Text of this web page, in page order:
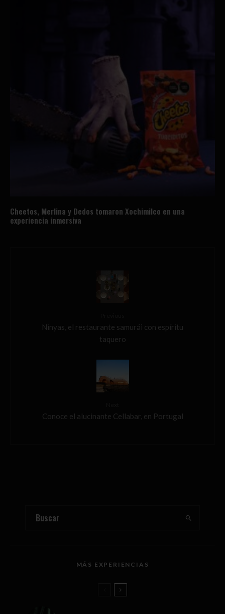
Cheetos, Merlina y Dedos tomaron Xochimilco en una
experiencia inmersiva
Ninyas, el restaurante samurái con espíritu
taquero
Conoce el alucinante Cellabar, en Portugal
MÁS EXPERIENCIAS